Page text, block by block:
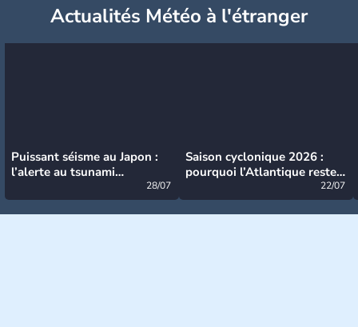
Actualités Météo à l'étranger
Puissant séisme au Japon :
l’alerte au tsunami
28/07
Saison cyclonique 2026 :
pourquoi l’Atlantique reste
22/07